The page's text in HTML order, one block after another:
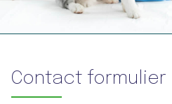
Contact formulier